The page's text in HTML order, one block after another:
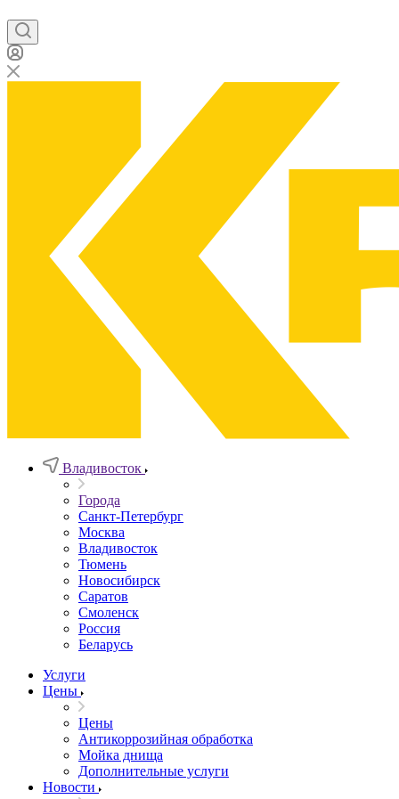
Владивосток
Города
Санкт-Петербург
Москва
Владивосток
Тюмень
Новосибирск
Саратов
Смоленск
Россия
Беларусь
Услуги
Цены
Цены
Антикоррозийная обработка
Мойка днища
Дополнительные услуги
Новости